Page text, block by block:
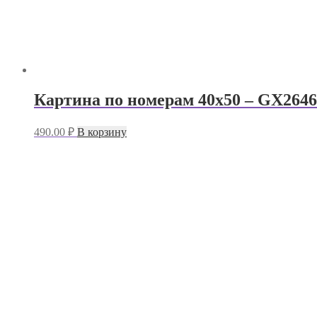
Картина по номерам 40х50 –
490.00 ₽ В корзину